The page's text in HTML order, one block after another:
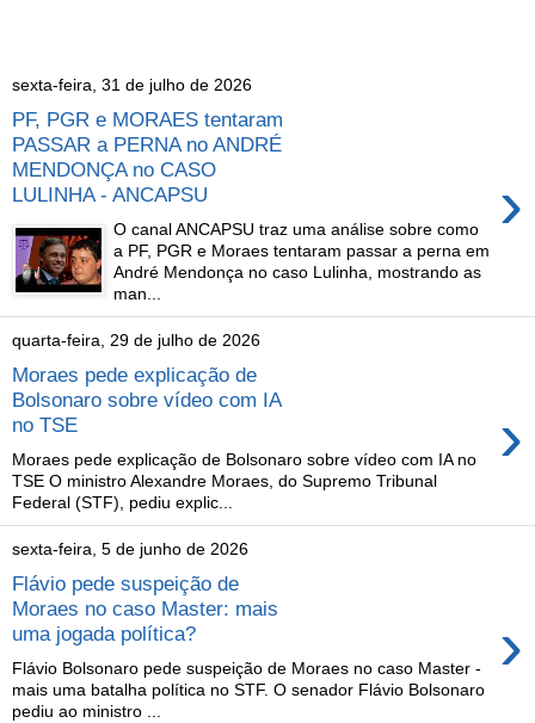
sexta-feira, 31 de julho de 2026
PF, PGR e MORAES tentaram
PASSAR a PERNA no ANDRÉ
MENDONÇA no CASO
LULINHA - ANCAPSU
›
O canal ANCAPSU traz uma análise sobre como
a PF, PGR e Moraes tentaram passar a perna em
André Mendonça no caso Lulinha, mostrando as
man...
quarta-feira, 29 de julho de 2026
Moraes pede explicação de
Bolsonaro sobre vídeo com IA
no TSE
›
Moraes pede explicação de Bolsonaro sobre vídeo com IA no
TSE O ministro Alexandre Moraes, do Supremo Tribunal
Federal (STF), pediu explic...
sexta-feira, 5 de junho de 2026
Flávio pede suspeição de
Moraes no caso Master: mais
uma jogada política?
›
Flávio Bolsonaro pede suspeição de Moraes no caso Master -
mais uma batalha política no STF. O senador Flávio Bolsonaro
pediu ao ministro ...